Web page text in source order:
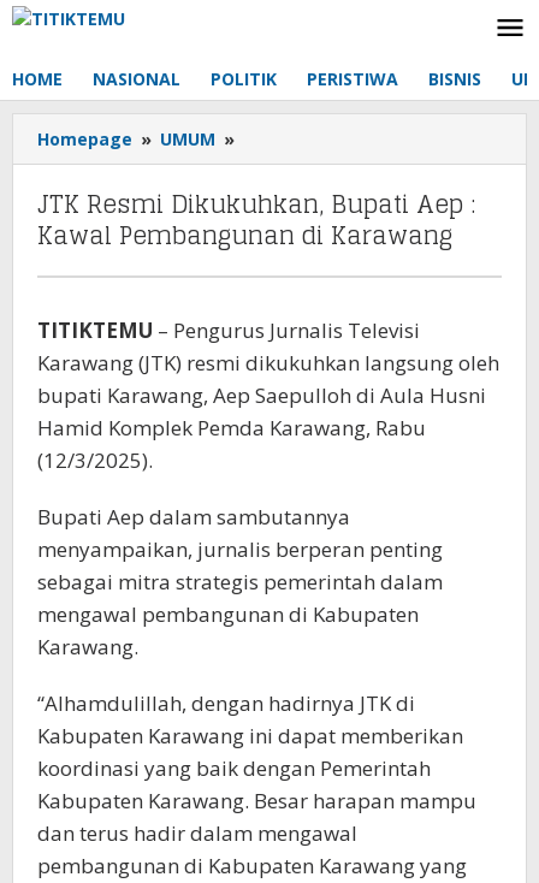
Lewati
HOME NASIONAL POLITIK PERISTIWA BISNIS
Homepage » UMUM »
Resmi
Dikukuhkan,
Bupati
Aep
di
Karawang
JTK Resmi Dikukuhkan, Bupati Aep :
Kawal Pembangunan di Karawang
TITIKTEMU – Pengurus Jurnalis Televisi
Karawang (JTK) resmi dikukuhkan langsung oleh
bupati Karawang, Aep Saepulloh di Aula Husni
Hamid Komplek Pemda Karawang, Rabu
(12/3/2025).
Bupati Aep dalam sambutannya
menyampaikan, jurnalis berperan penting
sebagai mitra strategis pemerintah dalam
mengawal pembangunan di Kabupaten
Karawang.
“Alhamdulillah, dengan hadirnya JTK di
Kabupaten Karawang ini dapat memberikan
koordinasi yang baik dengan Pemerintah
Kabupaten Karawang. Besar harapan mampu
dan terus hadir dalam mengawal
pembangunan di Kabupaten Karawang yang